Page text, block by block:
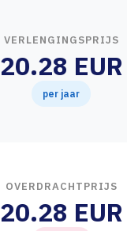
VERLENGINGSPRIJS
20.28 EUR
per jaar
OVERDRACHTPRIJS
20.28 EUR